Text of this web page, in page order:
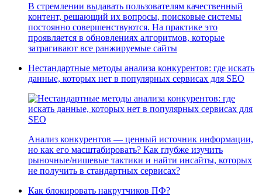
В стремлении выдавать пользователям качественный
контент, решающий их вопросы, поисковые системы
постоянно совершенствуются. На практике это
проявляется в обновлениях алгоритмов, которые
затрагивают все ранжируемые сайты
Нестандартные методы анализа конкурентов: где искать
данные, которых нет в популярных сервисах для SEO
Анализ конкурентов — ценный источник информации,
но как его масштабировать? Как глубже изучить
рыночные/нишевые тактики и найти инсайты, которых
не получить в стандартных сервисах?
Как блокировать накрутчиков ПФ?